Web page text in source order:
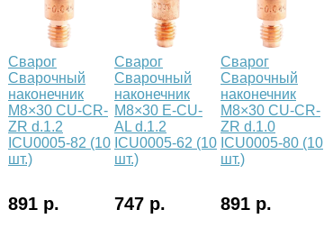
Сварог
Сварочный
наконечник
M8×30 CU-CR-
ZR d.1.2
ICU0005-82 (10
шт.)
Сварог
Сварочный
наконечник
M8×30 E-CU-
AL d.1.2
ICU0005-62 (10
шт.)
Сварог
Сварочный
наконечник
M8×30 CU-CR-
ZR d.1.0
ICU0005-80 (10
шт.)
891 р. 747 р. 891 р.